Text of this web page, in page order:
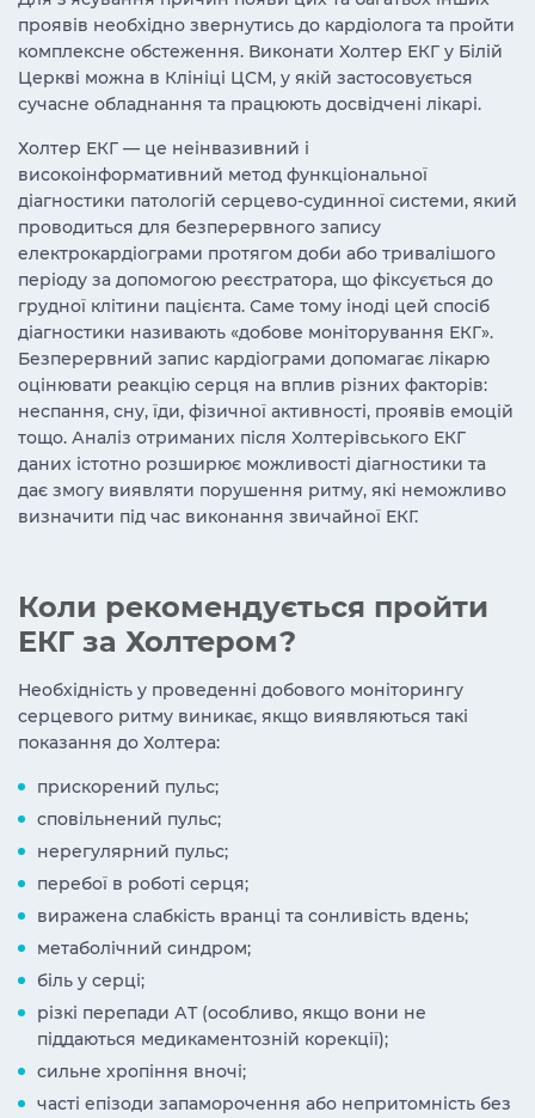
проявів необхідно звернутись до кардіолога та пройти
комплексне обстеження. Виконати Холтер ЕКГ у Білій
Церкві можна в Клініці ЦСМ, у якій застосовується
сучасне обладнання та працюють досвідчені лікарі.
Холтер ЕКГ — це неінвазивний і
високоінформативний метод функціональної
діагностики патологій серцево-судинної системи, який
проводиться для безперервного запису
електрокардіограми протягом доби або тривалішого
періоду за допомогою реєстратора, що фіксується до
грудної клітини пацієнта. Саме тому іноді цей спосіб
діагностики називають «добове моніторування ЕКГ».
Безперервний запис кардіограми допомагає лікарю
оцінювати реакцію серця на вплив різних факторів:
неспання, сну, їди, фізичної активності, проявів емоцій
тощо. Аналіз отриманих після Холтерівського ЕКГ
даних істотно розширює можливості діагностики та
дає змогу виявляти порушення ритму, які неможливо
визначити під час виконання звичайної ЕКГ.
Коли рекомендується пройти
ЕКГ за Холтером?
Необхідність у проведенні добового моніторингу
серцевого ритму виникає, якщо виявляються такі
показання до Холтера:
прискорений пульс;
сповільнений пульс;
нерегулярний пульс;
перебої в роботі серця;
виражена слабкість вранці та сонливість вдень;
метаболічний синдром;
біль у серці;
різкі перепади АТ (особливо, якщо вони не
піддаються медикаментозній корекції);
сильне хропіння вночі;
часті епізоди запаморочення або непритомність без